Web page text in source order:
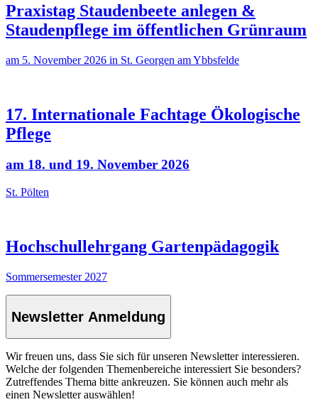
Praxistag Staudenbeete anlegen &
Staudenpflege im öffentlichen Grünraum
am 5. November 2026 in St. Georgen am Ybbsfelde
17. Internationale Fachtage Ökologische
Pflege
am 18. und 19. November 2026
St. Pölten
Hochschullehrgang Gartenpädagogik
Sommersemester 2027
Newsletter Anmeldung
Wir freuen uns, dass Sie sich für unseren Newsletter interessieren.
Welche der folgenden Themenbereiche interessiert Sie besonders?
Zutreffendes Thema bitte ankreuzen. Sie können auch mehr als
einen Newsletter auswählen!